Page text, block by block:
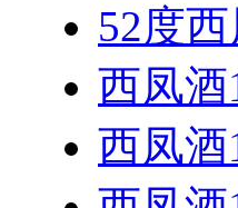
52度
西凤酒
西凤酒